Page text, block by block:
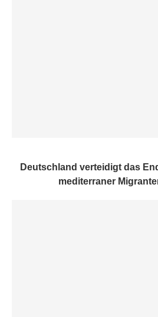
Deutschland verteidigt das
mediterraner